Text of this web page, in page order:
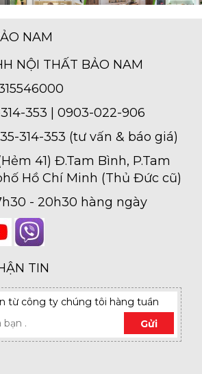
NAM
NỘI THẤT BẢO NAM
353 | 0903-022-906
314-353 (tư vấn & báo giá)
41) Đ.Tam Bình, P.Tam
Hồ Chí Minh (Thủ Đức cũ)
- 20h30 hàng ngày
TIN
từ công ty chúng tôi hàng tuần
Gửi